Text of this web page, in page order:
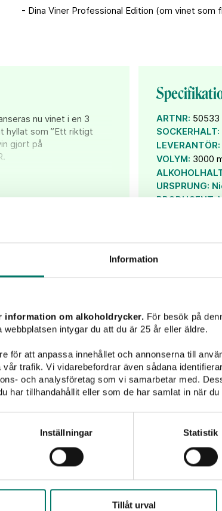
Information
information om alkoholdrycker. För besök på
intygar du att du är 25 år eller äldre.
för att anpassa innehållet och annonserna till
trafik. Vi vidarebefordrar även sådana
och analysföretag som vi samarbetar med.
har tillhandahållit eller som de har samlat in när
Inställningar Statistik
Tillåt urval
- Dina Viner Professional Edition (om vinet som
nu vinet i en 3
hyllat som ”Ett riktigt
gjort på
viner eftersträvar
ett klassiskt exemplar
tydliga och läskade
Veltliner ett utmärkt
från klassiska
på ljust kött så som
från ett antal
omger staden Wien i
till ”Ett riktigt fynd!” i
ARTNR: 50533
SOCKERHALT:
LEVERANTÖR:
VOLYM: 3000
URSPRUNG:
PRODUCENT:
Välkommen till Vivas
dina kontaktuppgifter och få våra nyhetsbrev
recept, vintips och tävlingar!
och lagras enligt denna.*